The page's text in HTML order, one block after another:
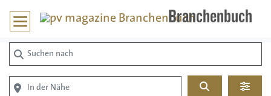
Branchenbuch
Suchen nach
In der Nähe